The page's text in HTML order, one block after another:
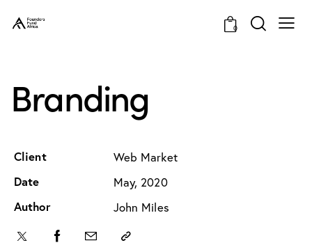
0
Branding
Client Web Market
Date May, 2020
Author John Miles